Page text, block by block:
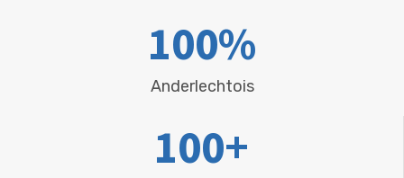
Anderlechtois
100%
100+